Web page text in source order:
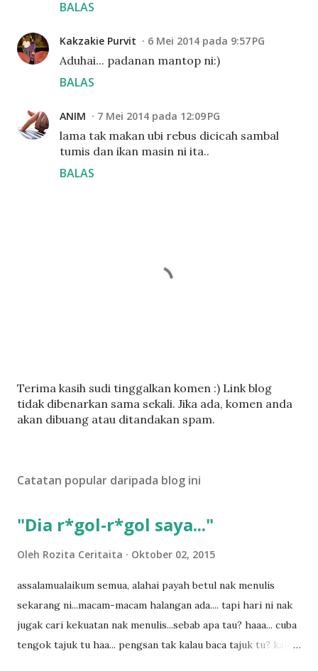
BALAS
Kakzakie Purvit 6 Mei 2014 pada 9:57 PG
Aduhai... padanan mantop ni:)
BALAS
ANIM 7 Mei 2014 pada 12:09 PG
lama tak makan ubi rebus dicicah sambal
tumis dan ikan masin ni ita..
BALAS
C
a
t
l
Terima kasih sudi tinggalkan komen :) Link blog
tidak dibenarkan sama sekali. Jika ada, komen anda
akan dibuang atau ditandakan spam.
Catatan popular daripada blog ini
"Dia r*gol-r*gol saya..."
Oleh Rozita Ceritaita Oktober 02, 2015
assalamualaikum semua, alahai payah betul nak menulis
sekarang ni...macam-macam halangan ada.... tapi hari ni nak
jugak cari kekuatan nak menulis...sebab apa tau? haaa... cuba
tengok tajuk tu haa... pengsan tak kalau baca tajuk tu? kalau